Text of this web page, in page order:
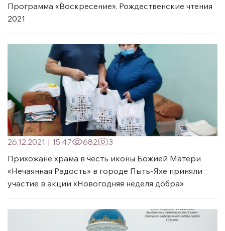
Программа «Воскресение». Рождественские чтения
2021
26.12.2021 | 15:47 682
3
Прихожане храма в честь иконы Божией Матери
«Нечаянная Радость» в городе Пыть-Яхе приняли
участие в акции «Новогодняя неделя добра»